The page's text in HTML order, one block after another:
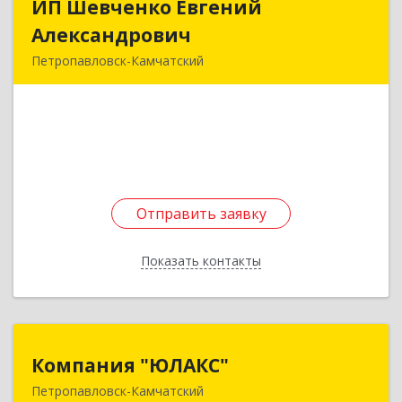
ИП Шевченко Евгений
Александрович
Петропавловск-Камчатский
Отправить заявку
Показать контакты
ИП Шевченко Евгений
Отправить заявку
Назад
Компания "ЮЛАКС"
Петропавловск-Камчатский
683000, Камчатский край, Петропавловск-